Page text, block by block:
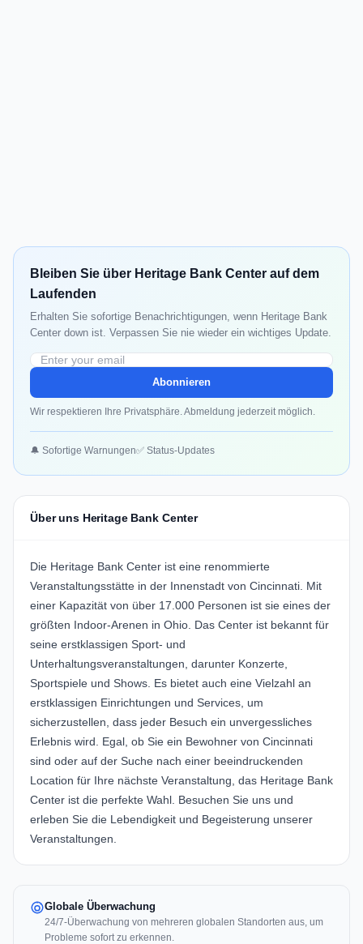
Bleiben Sie über Heritage Bank Center auf dem
Laufenden
Erhalten Sie sofortige Benachrichtigungen, wenn Heritage Bank
Center down ist. Verpassen Sie nie wieder ein wichtiges Update.
Abonnieren
Wir respektieren Ihre Privatsphäre. Abmeldung jederzeit möglich.
🔔 Sofortige Warnungen✅ Status-Updates
Über uns Heritage Bank Center
Die Heritage Bank Center ist eine renommierte
Veranstaltungsstätte in der Innenstadt von Cincinnati. Mit
einer Kapazität von über 17.000 Personen ist sie eines der
größten Indoor-Arenen in Ohio. Das Center ist bekannt für
seine erstklassigen Sport- und
Unterhaltungsveranstaltungen, darunter Konzerte,
Sportspiele und Shows. Es bietet auch eine Vielzahl an
erstklassigen Einrichtungen und Services, um
sicherzustellen, dass jeder Besuch ein unvergessliches
Erlebnis wird. Egal, ob Sie ein Bewohner von Cincinnati
sind oder auf der Suche nach einer beeindruckenden
Location für Ihre nächste Veranstaltung, das Heritage Bank
Center ist die perfekte Wahl. Besuchen Sie uns und
erleben Sie die Lebendigkeit und Begeisterung unserer
Veranstaltungen.
Globale Überwachung
24/7-Überwachung von mehreren globalen Standorten aus, um
Probleme sofort zu erkennen.